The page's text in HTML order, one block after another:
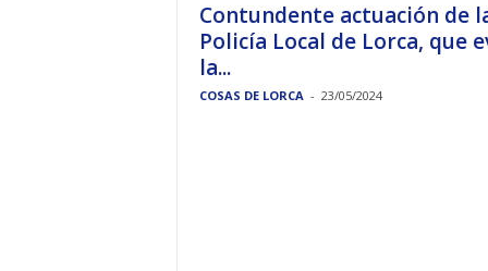
Contundente actuación de
Policía Local de Lorca, que
la...
COSAS DE LORCA - 23/05/2024